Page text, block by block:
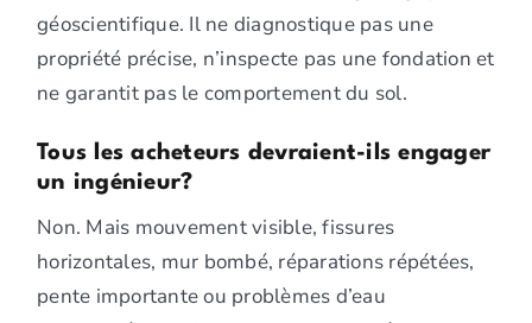
géoscientifique. Il ne diagnostique pas une
propriété précise, n’inspecte pas une fondation et
ne garantit pas le comportement du sol.
Tous les acheteurs devraient-ils engager
un ingénieur?
Non. Mais mouvement visible, fissures
horizontales, mur bombé, réparations répétées,
pente importante ou problèmes d’eau